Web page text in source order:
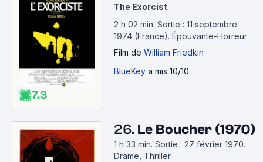
7.3
The Exorcist
2 h 02 min. Sortie : 11 septembre
1974 (France). Épouvante-Horreur
Film de William Friedkin
BlueKey a mis 10/10.
26. Le Boucher (1970)
1 h 33 min. Sortie : 27 février 1970.
Drame, Thriller